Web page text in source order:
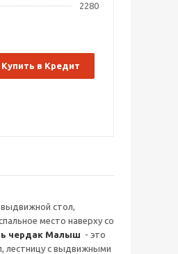
2280
Купить в Кредит
стол,
место наверху со
чердак Малыш - это
лестницу с выдвижными